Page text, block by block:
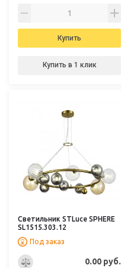
Купить
Купить в 1 клик
Светильник STLuce SPHERE
SL1515.303.12
Под заказ
0.00 руб.